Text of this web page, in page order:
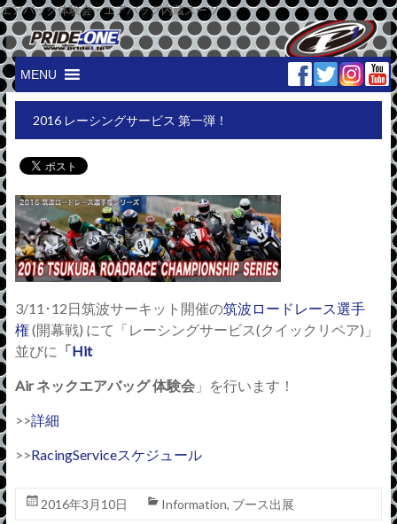
エアバッグ体験会・エアバッグ内蔵スーツ
MENU
2016 レーシングサービス 第一弾！
3/11･12日筑波サーキット開催の筑波ロードレース選手
権(開幕戦) にて「レーシングサービス(クイックリペア)」
並びに 「Hit
Air ネックエアバッグ 体験会」を行います！
>>詳細
>>RacingServiceスケジュール
2016年3月10日 Information, ブース出展